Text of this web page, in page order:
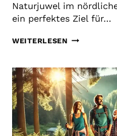
Naturjuwel im
ein perfektes Ziel für…
WEITERLESEN WILDSEE
IM